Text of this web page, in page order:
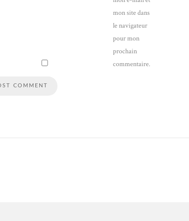
mon site dans
le navigateur
pour mon
prochain
commentaire.